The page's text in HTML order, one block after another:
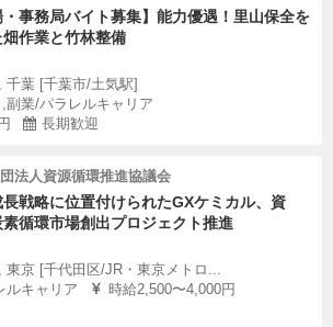
・事務局バイト募集】能力優遇！里山保全を
作業と竹林整備
千葉 [千葉市/土気駅]
副業/パラレルキャリア
長期歓迎
法人資源循環推進協議会
長戦略に位置付けられたGXケミカル、資
循環市場創出プロジェクト推進
東京 [千代田区/JR・東京メトロ...
ルキャリア
時給2,500〜4,000円